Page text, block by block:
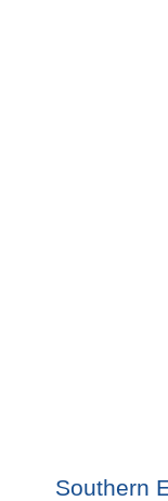
Southern